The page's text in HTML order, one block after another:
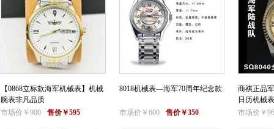
【0868立标款海军机械表】机械
腕表非凡品质
市场价￥900
售价￥595
8018机械表—海军70周年纪念款
市场价￥600 售价￥350
商祺正品
日历机械
市场价￥